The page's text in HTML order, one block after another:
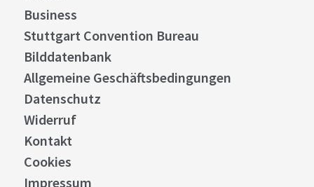
Business
Stuttgart Convention Bureau
Bilddatenbank
Allgemeine Geschäftsbedingungen
Datenschutz
Widerruf
Kontakt
Cookies
Impressum